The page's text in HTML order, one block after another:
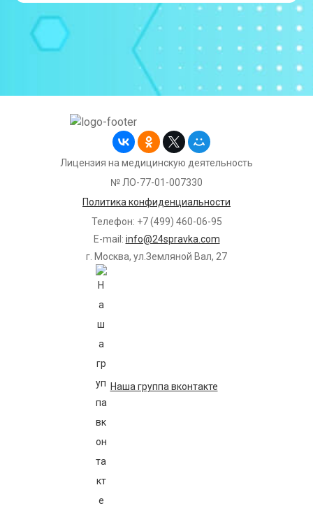
Лицензия на медицинскую деятельность
№ ЛО-77-01-007330
Политика конфиденциальности
Телефон: +7 (499) 460-06-95
E-mail: info@24spravka.com
г. Москва, ул.Земляной Вал, 27
Наша группа вконтакте